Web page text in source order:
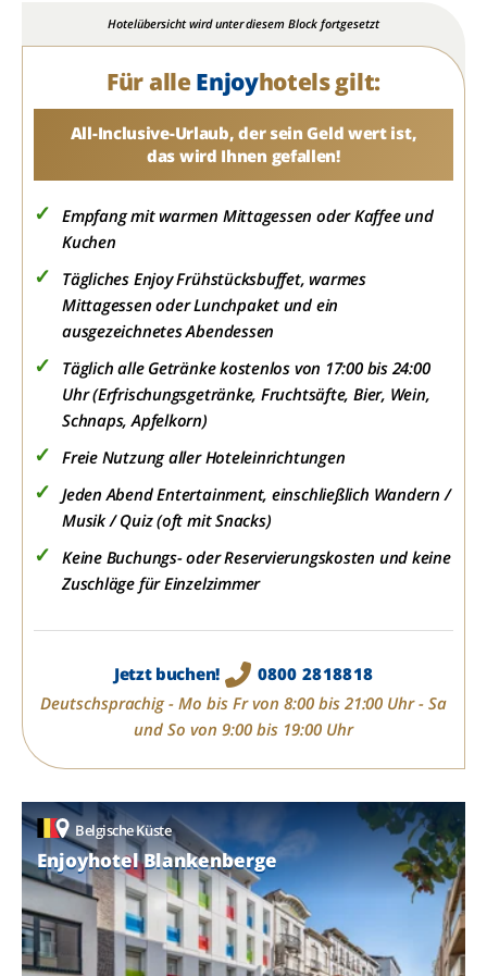
Hotelübersicht wird unter diesem Block fortgesetzt
Für alle Enjoyhotels gilt:
All-Inclusive-Urlaub, der sein Geld wert ist,
das wird Ihnen gefallen!
Empfang mit warmen Mittagessen oder Kaffee und
Kuchen
Tägliches Enjoy Frühstücksbuffet, warmes
Mittagessen oder Lunchpaket und ein
ausgezeichnetes Abendessen
Täglich alle Getränke kostenlos von 17:00 bis 24:00
Uhr (Erfrischungsgetränke, Fruchtsäfte, Bier, Wein,
Schnaps, Apfelkorn)
Freie Nutzung aller Hoteleinrichtungen
Jeden Abend Entertainment, einschließlich Wandern /
Musik / Quiz (oft mit Snacks)
Keine Buchungs- oder Reservierungskosten und keine
Zuschläge für Einzelzimmer
Jetzt buchen!
0800 2818818
Deutschsprachig - Mo bis Fr von 8:00 bis 21:00 Uhr - Sa
und So von 9:00 bis 19:00 Uhr
Belgische Küste
Enjoyhotel Blankenberge